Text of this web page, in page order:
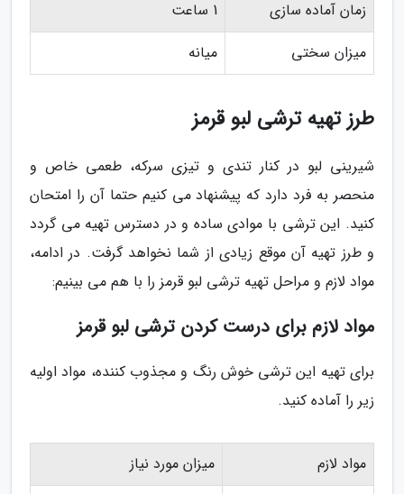
زمان آماده سازی
1 ساعت
میزان سختی
میانه
طرز تهیه ترشی لبو قرمز
شیرینی لبو در کنار تندی و تیزی سرکه، طعمی خاص و
منحصر به فرد دارد که پیشنهاد می کنیم حتما آن را امتحان
کنید. این ترشی با موادی ساده و در دسترس تهیه می گردد
و طرز تهیه آن موقع زیادی از شما نخواهد گرفت. در ادامه،
مواد لازم و مراحل تهیه ترشی لبو قرمز را با هم می بینیم:
مواد لازم برای درست کردن ترشی لبو قرمز
برای تهیه این ترشی خوش رنگ و مجذوب کننده، مواد اولیه
زیر را آماده کنید.
مواد لازم
میزان مورد نیاز